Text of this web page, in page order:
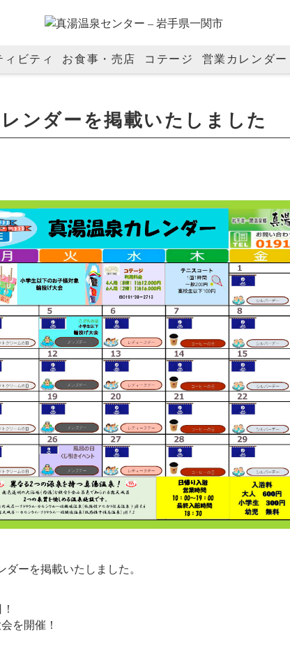
ィビティ お食事・売店 コテージ 営業カレンダー
ンダーを掲載いたしました
ダーを掲載いたしました。
を開催！